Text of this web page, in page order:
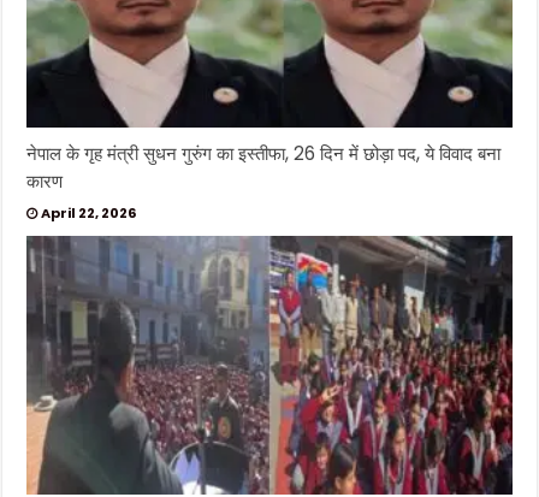
नेपाल के गृह मंत्री सुधन गुरुंग का इस्तीफा, 26 दिन में छोड़ा पद, ये विवाद बना
कारण
April 22, 2026